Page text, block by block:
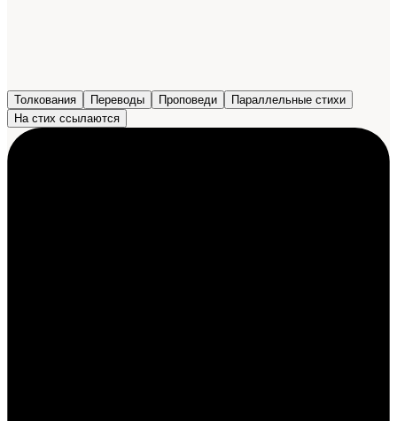
Толкования Переводы Проповеди
Параллельные стихи
На стих ссылаются